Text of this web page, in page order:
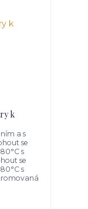
k
a s
se
s
se
s